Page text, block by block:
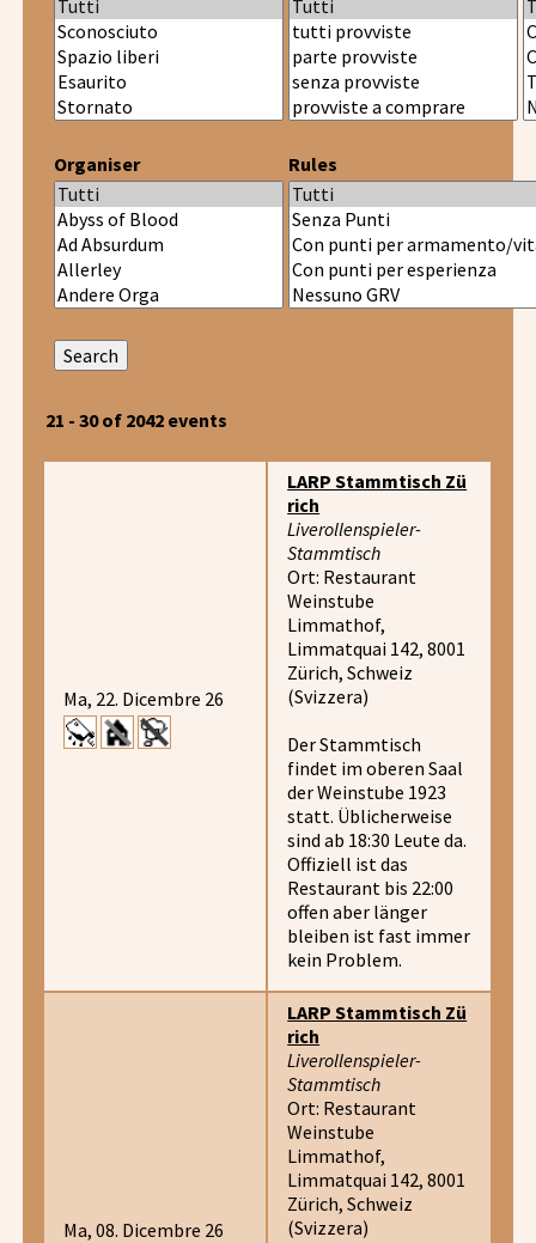
Organiser Rules
21 - 30 of 2042 events
Ma, 22. Dicembre 26
LARP Stammtisch Zü
rich
Liverollenspieler-
Stammtisch
Ort: Restaurant
Weinstube
Limmathof,
Limmatquai 142, 8001
Zürich, Schweiz
(Svizzera)
Der Stammtisch
findet im oberen Saal
der Weinstube 1923
statt. Üblicherweise
sind ab 18:30 Leute da.
Offiziell ist das
Restaurant bis 22:00
offen aber länger
bleiben ist fast immer
kein Problem.
Ma, 08. Dicembre 26
LARP Stammtisch Zü
rich
Liverollenspieler-
Stammtisch
Ort: Restaurant
Weinstube
Limmathof,
Limmatquai 142, 8001
Zürich, Schweiz
(Svizzera)